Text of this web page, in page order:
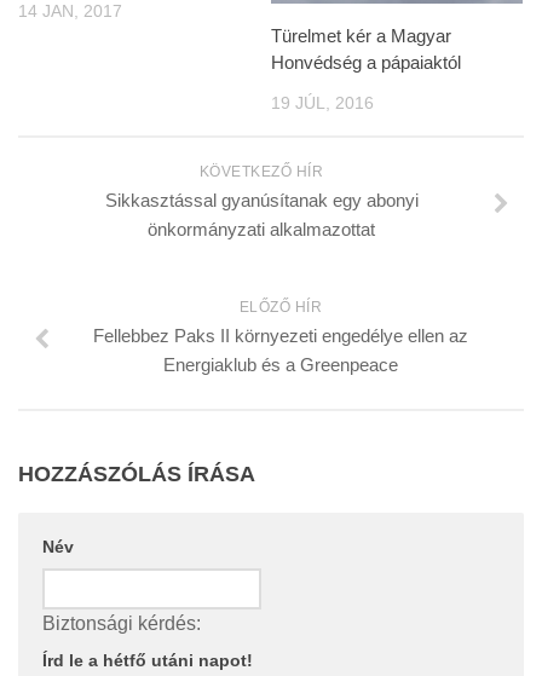
14 JAN, 2017
Türelmet kér a Magyar
Honvédség a pápaiaktól
19 JÚL, 2016
KÖVETKEZŐ HÍR
Sikkasztással gyanúsítanak egy abonyi
önkormányzati alkalmazottat
ELŐZŐ HÍR
Fellebbez Paks II környezeti engedélye ellen az
Energiaklub és a Greenpeace
HOZZÁSZÓLÁS ÍRÁSA
Név
Biztonsági kérdés:
Írd le a hétfő utáni napot!